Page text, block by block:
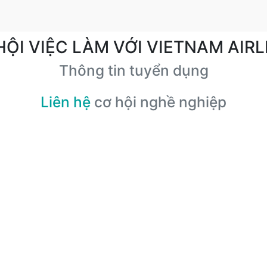
VIỆC LÀM VỚI VIETNAM
Thông tin tuyển dụng
Liên hệ cơ hội nghề nghiệp